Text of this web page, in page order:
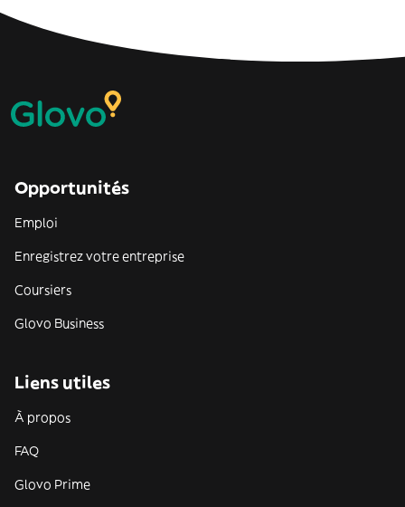
Opportunités
Emploi
Enregistrez votre entreprise
Coursiers
Glovo Business
Liens utiles
À propos
FAQ
Glovo Prime